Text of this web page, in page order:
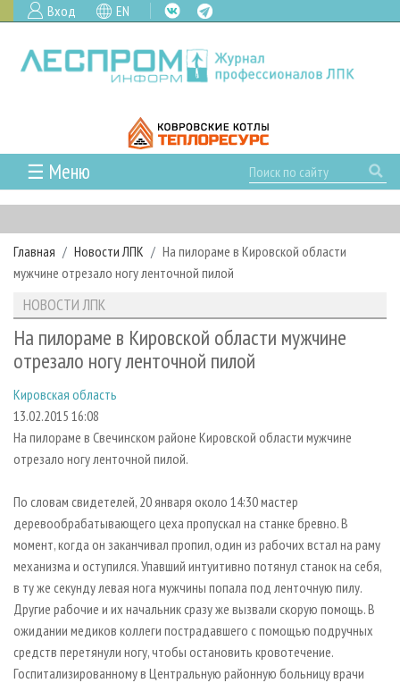
Вход EN
☰ Меню
ГЛАВНАЯ
РУБРИКИ И ТЕМЫ
РУБРИКИ ЖУРНАЛА
ЛЕСОЗАГОТОВКА
ЛЕСОПИЛЕНИЕ
СУШКА ДРЕВЕСИНЫ
ПРОИЗВОДСТВО ДРЕВЕСНЫХ ПЛИТ
ДЕРЕВЯННОЕ ДОМОСТРОЕНИЕ
ПРОИЗВОДСТВО МЕБЕЛИ
БИОЭНЕРГЕТИКА
ЦБП
ИНСТРУМЕНТ И МАТЕРИАЛЫ
НОВОСТИ
НОВОСТИ ЛПК
НОВОСТИ ЖУРНАЛА
ПРОЕКТЫ ЛПИ
АНАЛИТИКА
ПРЕДПРИЯТИЯ ЛПК
ПЕРСОНЫ
МОБИЛЬНЫЕ ВЫСТАВКИ
ОФИЦИАЛЬНЫЕ ДЕЛЕГАЦИИ
ПРИОРИТЕТНЫЕ ИНВЕСТПРОЕКТЫ
RUSSIAN FORESTRY REVIEW
ГАЗЕТА ЛЕСПРОМФОРУМ
БИБЛИОТЕКА СПЕЦИАЛИСТА
АРХИВ ЖУРНАЛОВ
СТАТЬИ
О ЖУРНАЛЕ
ПОДПИСКА
КОНТАКТЫ
РЕКЛАМОДАТЕЛЯМ
РЕКЛАМА
РЕКЛАМА НА САЙТЕ
Главная Новости ЛПК
На пилораме в Кировской области
мужчине отрезало ногу ленточной пилой
НОВОСТИ ЛПК
На пилораме в Кировской области мужчине
отрезало ногу ленточной пилой
Кировская область
13.02.2015 16:08
На пилораме в Свечинском районе Кировской области мужчине
отрезало ногу ленточной пилой.
По словам свидетелей, 20 января около 14:30 мастер
деревообрабатывающего цеха пропускал на станке бревно. В
момент, когда он заканчивал пропил, один из рабочих встал на раму
механизма и оступился. Упавший интуитивно потянул станок на себя,
в ту же секунду левая нога мужчины попала под ленточную пилу.
Другие рабочие и их начальник сразу же вызвали скорую помощь. В
ожидании медиков коллеги пострадавшего с помощью подручных
средств перетянули ногу, чтобы остановить кровотечение.
Госпитализированному в Центральную районную больницу врачи